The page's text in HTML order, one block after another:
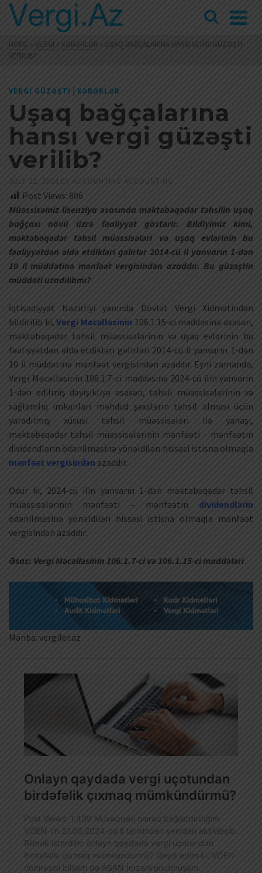
HOME » VERGI » XƏBƏRLƏR » UŞAQ BAĞÇALARINA HANSI VERGI GÜZƏŞTI
VERILIB?
VERGI GÜZƏŞTI | XƏBƏRLƏR
Uşaq bağçalarına
hansı vergi güzəşti
verilib?
JULY 22, 2024 BY ACCOUNTING ACCOUNTING
Post Views: 806
Müəssisəmiz lisenziya əsasında məktəbəqədər təhsilin uşaq
bağçası növü üzrə fəaliyyət göstərir. Bildiyimiz kimi,
məktəbəqədər təhsil müəssisələri və uşaq evlərinin bu
fəaliyyətdən əldə etdikləri gəlirlər 2014-cü il yanvarın 1-dən
10 il müddətinə mənfəət vergisindən azaddır. Bu güzəştin
müddəti uzadılıbmı?
İqtisadiyyat Nazirliyi yanında Dövlət Vergi Xidmətindən
bildirilib ki,Vergi Məcəlləsinin 106.1.15-ci maddəsinə əsasən,
məktəbəqədər təhsil müəssisələrinin və uşaq evlərinin bu
fəaliyyətdən əldə etdikləri gəlirləri 2014-cü il yanvarın 1-dən
10 il müddətinə mənfəət vergisindən azaddır. Eyni zamanda,
Vergi Məcəlləsinin 106.1.7-ci maddəsinə 2024-cü ilin yanvarın
1-dən edilmiş dəyişikliyə əsasən, təhsil müəssisələrinin və
sağlamlıq imkanları məhdud şəxslərin təhsil alması üçün
yaradılmış xüsusi təhsil müəssisələri ilə yanaşı,
məktəbəqədər təhsil müəssisələrinin mənfəəti – mənfəətin
dividendlərin ödənilməsinə yönəldilən hissəsi istisna olmaqla
mənfəət vergisindən azaddır.
Odur ki, 2024-cü ilin yanvarın 1-dən məktəbəqədər təhsil
müəssisələrinin mənfəəti – mənfəətin dividendlərin
ödənilməsinə yönəldilən hissəsi istisna olmaqla mənfəət
vergisindən azaddır.
Əsas: Vergi Məcəlləsinin 106.1.7-ci və 106.1.15-ci maddələri
Mənbə: vergiler.az